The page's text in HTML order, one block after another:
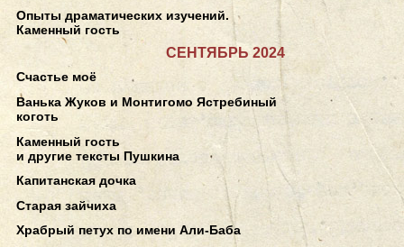
Опыты драматических изучений.
Каменный гость
СЕНТЯБРЬ 2024
Счастье моё
Ванька Жуков и Монтигомо Ястребиный
коготь
Каменный гость
и другие тексты Пушкина
Капитанская дочка
Старая зайчиха
Храбрый петух по имени Али-Баба